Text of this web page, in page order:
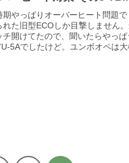
期やっぱりオーバーヒート問題
れた旧型ECOしか目撃しません
チ開けてたので、聞いたらやっ
5Aでしたけど。ユンボオペは大